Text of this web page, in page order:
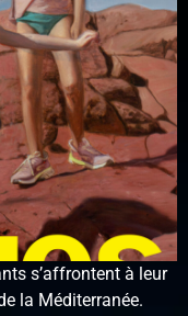
s’affrontent à leur
la Méditerranée.